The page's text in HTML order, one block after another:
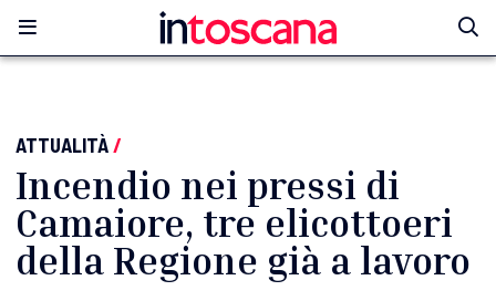
ATTUALITÀ/
Incendio nei pressi di
Camaiore, tre elicottoeri
della Regione già a lavoro